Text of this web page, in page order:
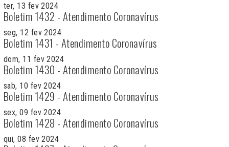
ter, 13 fev 2024
Boletim 1432 - Atendimento Coronavírus
seg, 12 fev 2024
Boletim 1431 - Atendimento Coronavírus
dom, 11 fev 2024
Boletim 1430 - Atendimento Coronavírus
sab, 10 fev 2024
Boletim 1429 - Atendimento Coronavírus
sex, 09 fev 2024
Boletim 1428 - Atendimento Coronavírus
qui, 08 fev 2024